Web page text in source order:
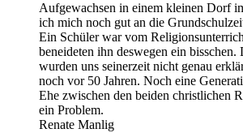
Aufgewachsen in einem kleinen Dorf
ich mich noch gut an die
Ein Schüler war vom
beneideten ihn deswegen ein
wurden uns seinerzeit nicht genau
noch vor 50 Jahren. Noch eine
Ehe zwischen den beiden christlichen
ein Problem.
Renate Manlig